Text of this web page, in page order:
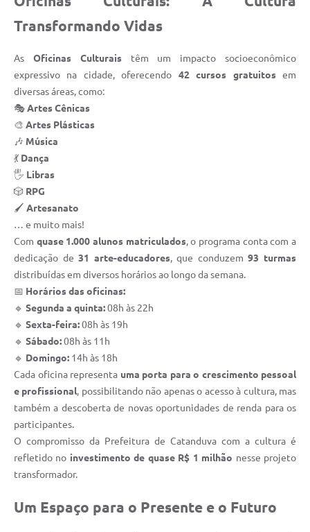
Transformando Vidas
As Oficinas Culturaistêm um impacto socioeconômico
expressivo na cidade, oferecendo 42 cursos gratuitosem
diversas áreas, como:
🎭Artes Cênicas
🎨 Artes Plásticas
🎶 Música
💃 Dança
🖐️ Libras
🎲 RPG
🖌️ Artesanato
… e muito mais!
Com quase 1.000 alunos matriculados, o programa conta com a
dedicação de31 arte-educadores, que conduzem93 turmas
distribuídas em diversos horários ao longo da semana.
📅 Horários das oficinas:
🔹 Segunda a quinta:08h às 22h
🔹 Sexta-feira:08h às 19h
🔹 Sábado:08h às 11h
🔹 Domingo: 14h às 18h
Cada oficina representa uma porta para o crescimento pessoal
e profissional, possibilitando não apenas o acesso à cultura, mas
também a descoberta de novas oportunidades de renda para os
participantes.
O compromisso da Prefeitura de Catanduva com a cultura é
refletido no investimento de quase R$ 1 milhão nesse projeto
transformador.
Um Espaço para o Presente e o Futuro